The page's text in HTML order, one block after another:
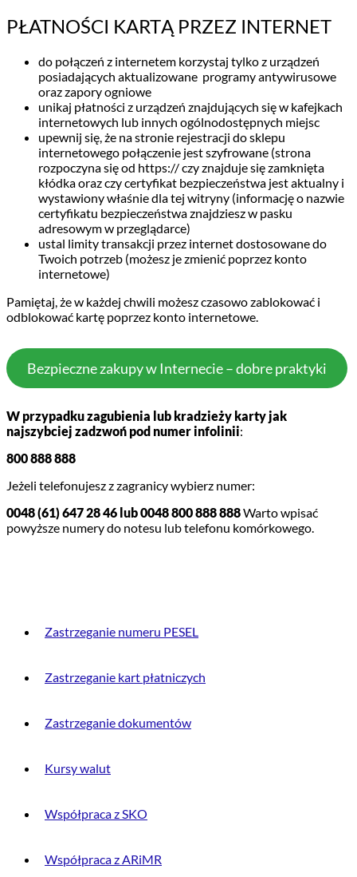
PŁATNOŚCI KARTĄ PRZEZ INTERNET
do połączeń z internetem korzystaj tylko z urządzeń
posiadających aktualizowane programy antywirusowe
oraz zapory ogniowe
unikaj płatności z urządzeń znajdujących się w kafejkach
internetowych lub innych ogólnodostępnych miejsc
upewnij się, że na stronie rejestracji do sklepu
internetowego połączenie jest szyfrowane (strona
rozpoczyna się od https:// czy znajduje się zamknięta
kłódka oraz czy certyfikat bezpieczeństwa jest aktualny i
wystawiony właśnie dla tej witryny (informację o nazwie
certyfikatu bezpieczeństwa znajdziesz w pasku
adresowym w przeglądarce)
ustal limity transakcji przez internet dostosowane do
Twoich potrzeb (możesz je zmienić poprzez konto
internetowe)
Pamiętaj, że w każdej chwili możesz czasowo zablokować i
odblokować kartę poprzez konto internetowe.
Bezpieczne zakupy w Internecie – dobre praktyki
W przypadku zagubienia lub kradzieży karty jak
najszybciej zadzwoń pod numer infolinii:
800 888 888
Jeżeli telefonujesz z zagranicy wybierz numer:
0048 (61) 647 28 46 lub 0048 800 888 888Warto wpisać
powyższe numery do notesu lub telefonu komórkowego.
Zastrzeganie numeru PESEL
Zastrzeganie kart płatniczych
Zastrzeganie dokumentów
Kursy walut
Współpraca z SKO
Współpraca z ARiMR